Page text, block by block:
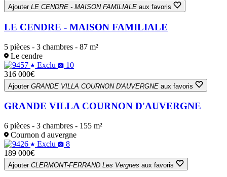
Ajouter LE CENDRE - MAISON FAMILIALE aux favoris
LE CENDRE - MAISON FAMILIALE
5 pièces - 3 chambres - 87 m²
Le cendre
Exclu
10
316 000€
Ajouter GRANDE VILLA COURNON D'AUVERGNE aux favoris
GRANDE VILLA COURNON D'AUVERGNE
6 pièces - 3 chambres - 155 m²
Cournon d auvergne
Exclu
8
189 000€
Ajouter CLERMONT-FERRAND Les Vergnes aux favoris